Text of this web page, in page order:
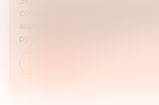
correctionnel de Paris dans une
aides du dispositif
pyramidal, la justice a est...